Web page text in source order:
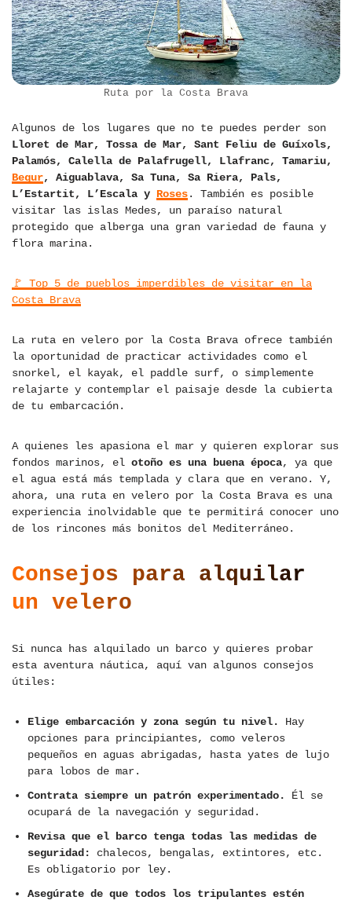
Ruta por la Costa Brava
Algunos de los lugares que no te puedes perder son
Lloret de Mar, Tossa de Mar, Sant Feliu de Guíxols,
Palamós, Calella de Palafrugell, Llafranc, Tamariu,
Begur, Aiguablava, Sa Tuna, Sa Riera, Pals,
L’Estartit, L’Escala y Roses. También es posible
visitar las islas Medes, un paraíso natural
protegido que alberga una gran variedad de fauna y
flora marina.
🚩 Top 5 de pueblos imperdibles de visitar en la
Costa Brava
La ruta en velero por la Costa Brava ofrece también
la oportunidad de practicar actividades como el
snorkel, el kayak, el paddle surf, o simplemente
relajarte y contemplar el paisaje desde la cubierta
de tu embarcación.
A quienes les apasiona el mar y quieren explorar sus
fondos marinos, el otoño es una buena época, ya que
el agua está más templada y clara que en verano. Y,
ahora, una ruta en velero por la Costa Brava es una
experiencia inolvidable que te permitirá conocer uno
de los rincones más bonitos del Mediterráneo.
Consejos para alquilar
un velero
Si nunca has alquilado un barco y quieres probar
esta aventura náutica, aquí van algunos consejos
útiles:
Elige embarcación y zona según tu nivel.
Hay
opciones para principiantes, como veleros
pequeños en aguas abrigadas, hasta yates de lujo
para lobos de mar.
Contrata siempre un patrón experimentado.
Él se
ocupará de la navegación y seguridad.
Revisa que el barco tenga todas las medidas de
seguridad:
chalecos, bengalas, extintores, etc.
Es obligatorio por ley.
Asegúrate de que todos los tripulantes estén